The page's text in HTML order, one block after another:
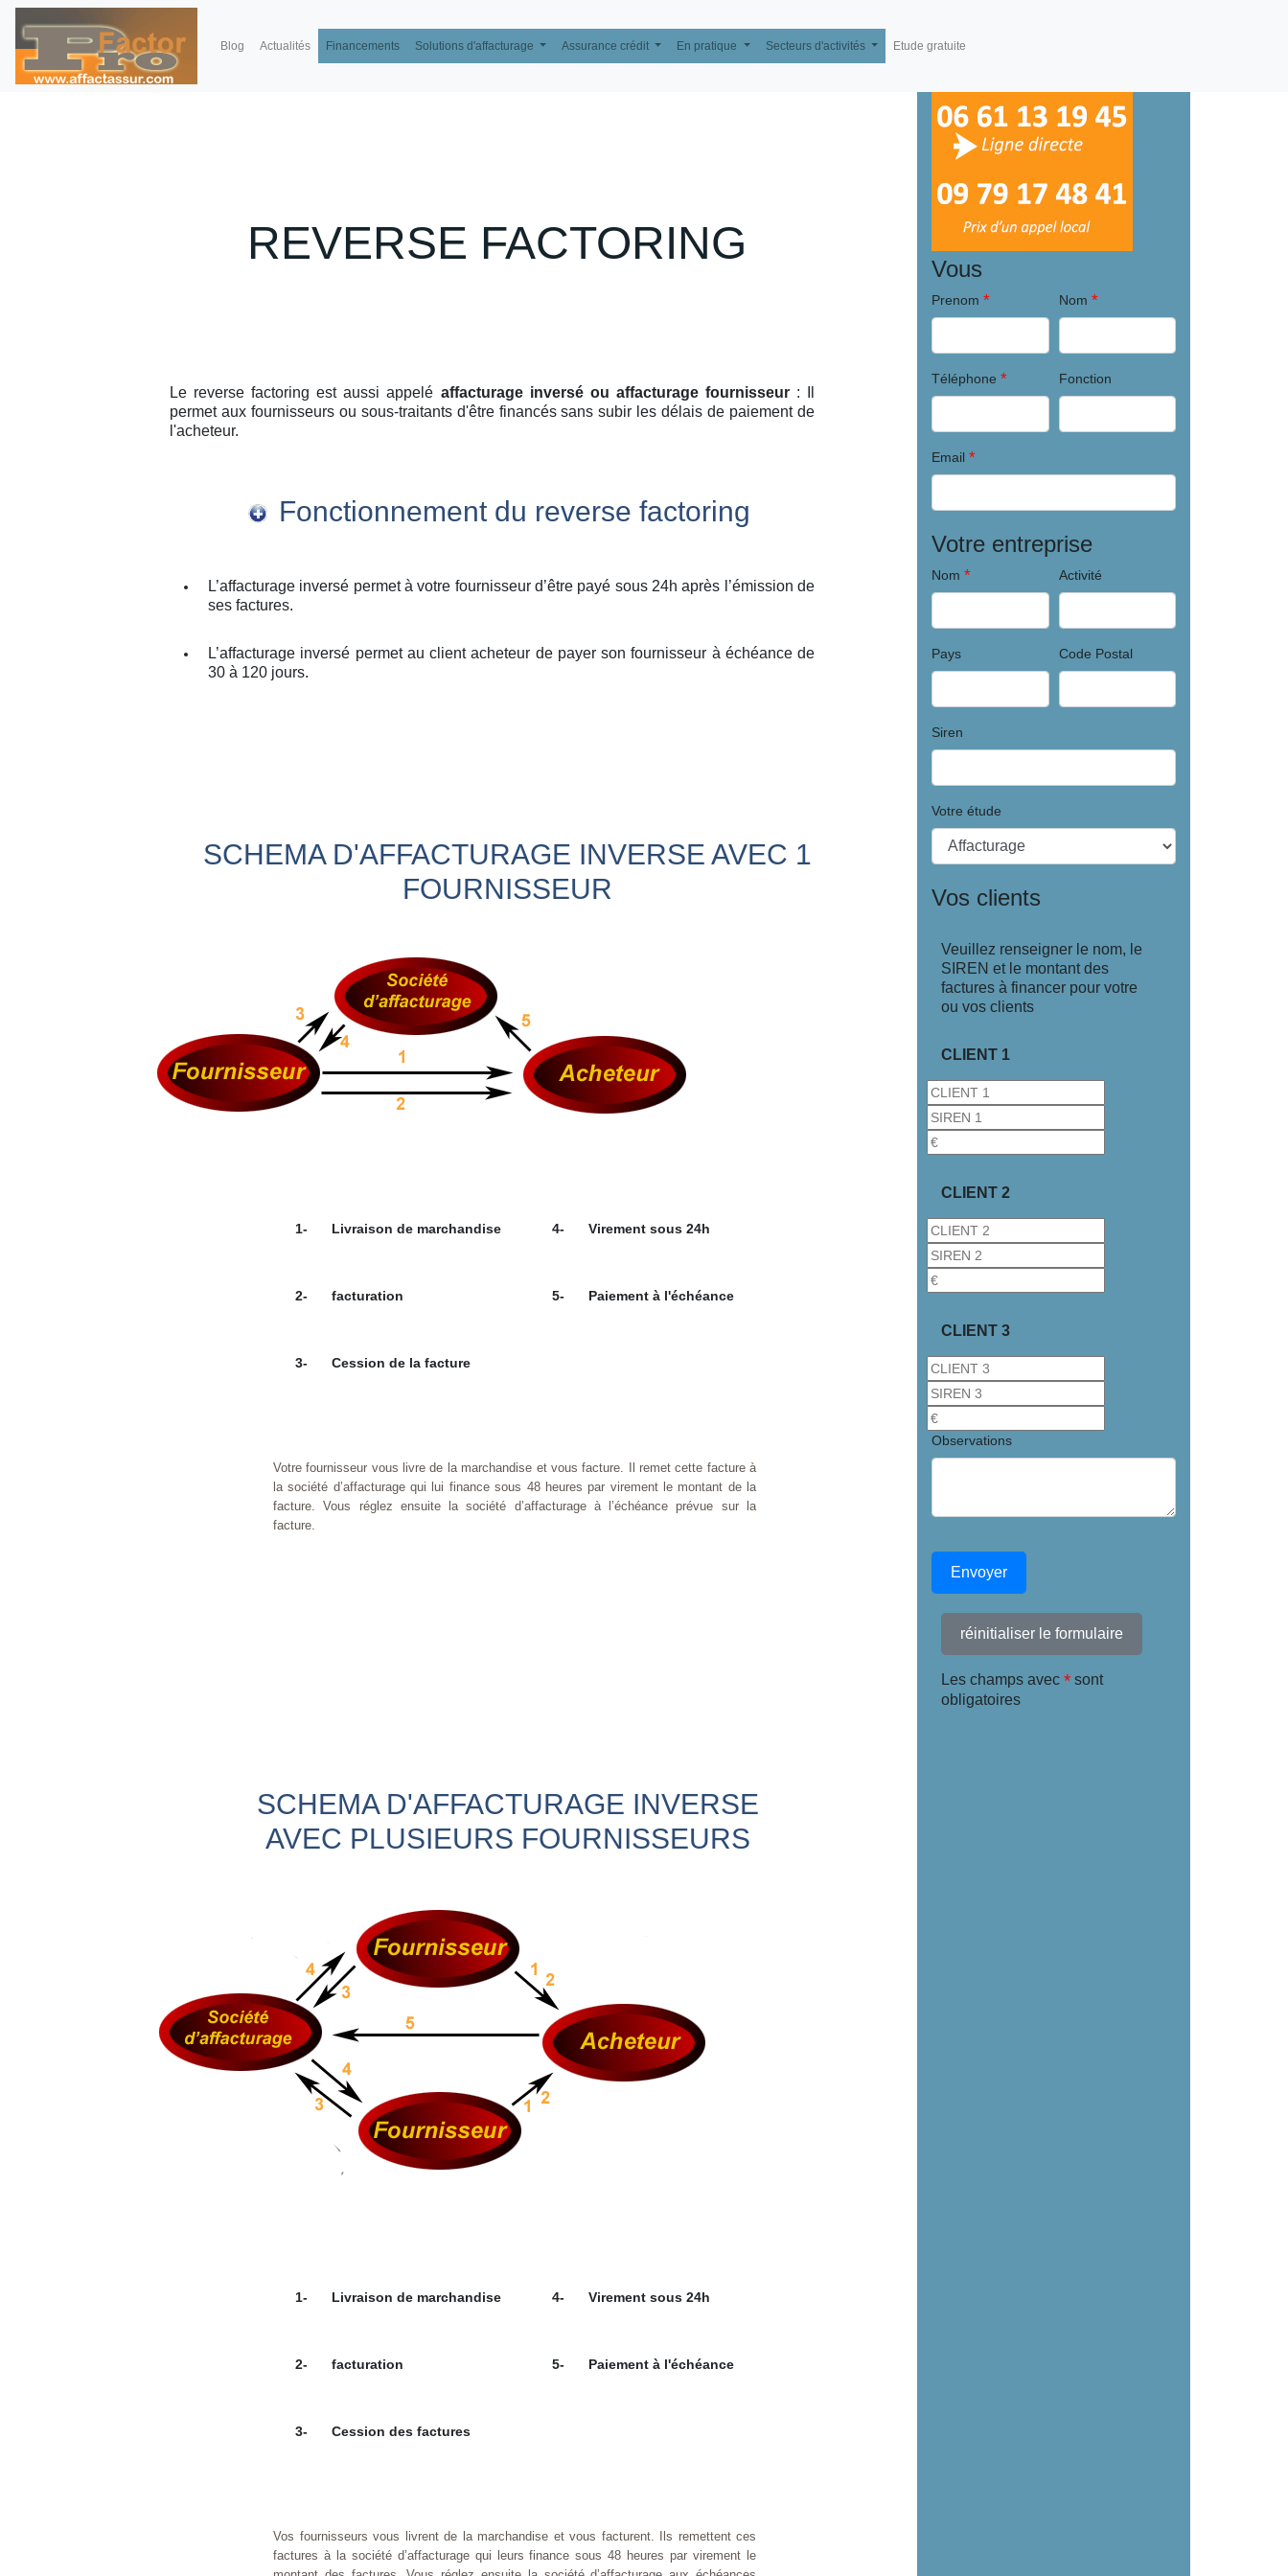
Blog Actualités Financements Solutions d'affacturage Assurance crédit En pratique Secteurs d'activités Etude gratuite
REVERSE FACTORING
Le reverse factoring est aussi appelé affacturage inversé ou affacturage fournisseur : Il
permet aux fournisseurs ou sous-traitants d'être financés sans subir les délais de paiement de
l'acheteur.
Fonctionnement du reverse factoring
L’affacturage inversé permet à votre fournisseur d’être payé sous 24h après l’émission de
ses factures.
L’affacturage inversé permet au client acheteur de payer son fournisseur à échéance de
30 à 120 jours.
SCHEMA D'AFFACTURAGE INVERSE AVEC 1
FOURNISSEUR
1- Livraison de marchandise 4- Virement sous 24h
2- facturation 5- Paiement à l'échéance
3- Cession de la facture
Votre fournisseur vous livre de la marchandise et vous facture. Il remet cette facture à
la société d’affacturage qui lui finance sous 48 heures par virement le montant de la
facture. Vous réglez ensuite la société d’affacturage à l’échéance prévue sur la
facture.
SCHEMA D'AFFACTURAGE INVERSE
AVEC PLUSIEURS FOURNISSEURS
1- Livraison de marchandise 4- Virement sous 24h
2- facturation 5- Paiement à l'échéance
3- Cession des factures
Vos fournisseurs vous livrent de la marchandise et vous facturent. Ils remettent ces
factures à la société d’affacturage qui leurs finance sous 48 heures par virement le
Vous
Prenom * Nom *
Téléphone * Fonction
Email *
Votre entreprise
Nom * Activité
Pays Code Postal
Siren
Votre étude
Vos clients
Veuillez renseigner le nom, le
SIREN et le montant des
factures à financer pour votre
ou vos clients
CLIENT 1
CLIENT 2
CLIENT 3
Observations
Envoyer
réinitialiser le formulaire
Les champs avec * sont
obligatoires